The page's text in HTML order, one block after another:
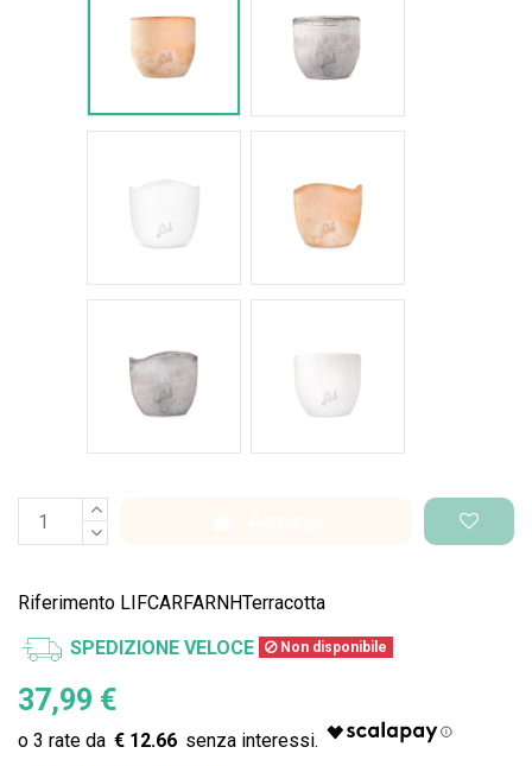
Riferimento LIFCARFARNHTerracotta
SPEDIZIONE VELOCE Non disponibile
37,99 €
€ 12.66